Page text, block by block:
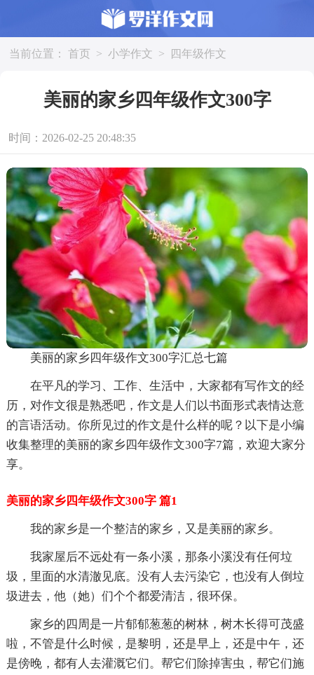
当前位置： 首页 > 小学作文 > 四年级作文
美丽的家乡四年级作文300字
时间：2026-02-25 20:48:35
美丽的家乡四年级作文300字汇总七篇
在平凡的学习、工作、生活中，大家都有写作文的经
历，对作文很是熟悉吧，作文是人们以书面形式表情达意
的言语活动。你所见过的作文是什么样的呢？以下是小编
收集整理的美丽的家乡四年级作文300字7篇，欢迎大家分
享。
美丽的家乡四年级作文300字 篇1
我的家乡是一个整洁的家乡，又是美丽的家乡。
我家屋后不远处有一条小溪，那条小溪没有任何垃
圾，里面的水清澈见底。没有人去污染它，也没有人倒垃
圾进去，他（她）们个个都爱清洁，很环保。
家乡的四周是一片郁郁葱葱的树林，树木长得可茂盛
啦，不管是什么时候，是黎明，还是早上，还是中午，还
是傍晚，都有人去灌溉它们。帮它们除掉害虫，帮它们施